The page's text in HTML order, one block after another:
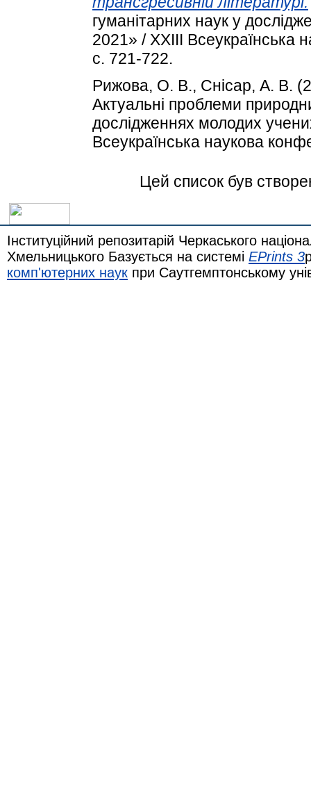
гуманітарних наук у
2021» / XXІIІ
с. 721-722.
Рижова, О. В., Снісар, А. В.
Актуальні проблеми
дослідженнях молодих
Всеукраїнська наукова
Цей список був
Інституційний репозитарій Черкаського
Хмельницького Базується на системі EPrints 3
комп'ютерних наук при Саутгемптонському